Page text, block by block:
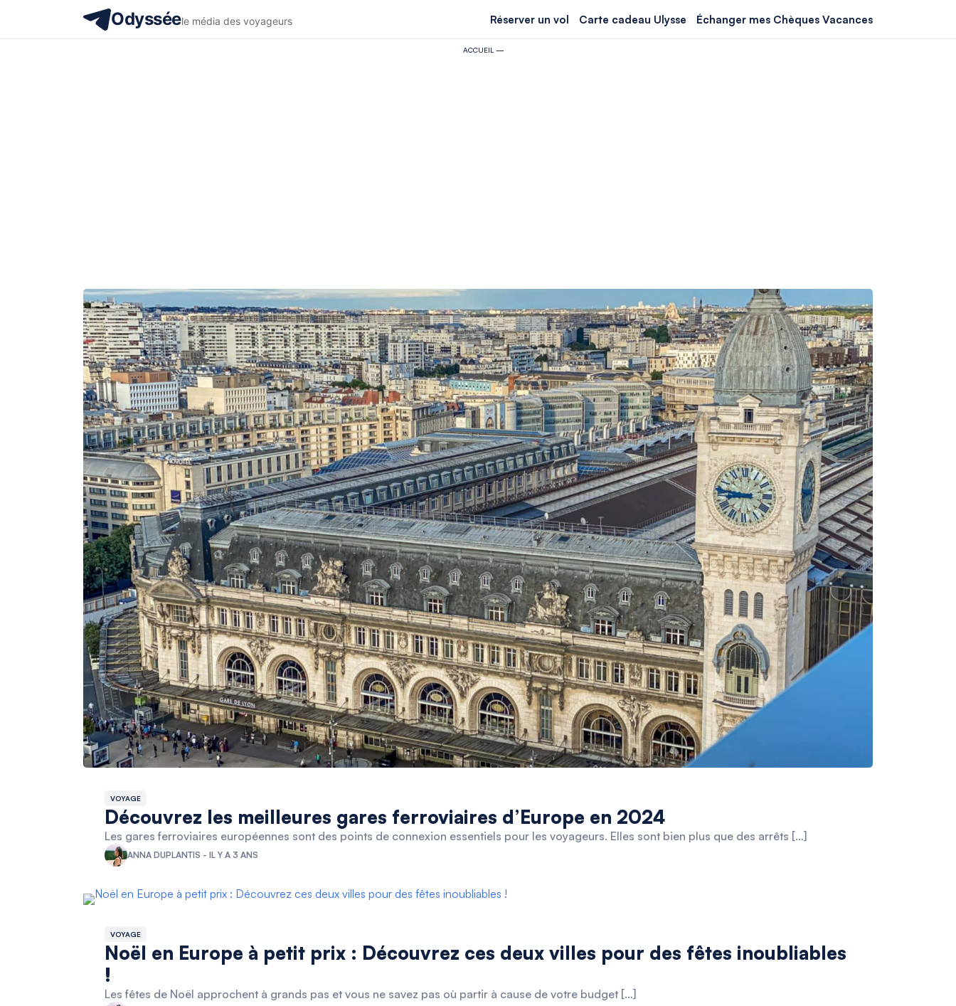
Odysséele média des voyageurs Réserver un vol Carte cadeau Ulysse Échanger mes Chèques Vacances
ACCUEIL —
VOYAGE
Découvrez les meilleures gares ferroviaires d’Europe en 2024
Les gares ferroviaires européennes sont des points de connexion essentiels pour les voyageurs. Elles sont bien plus que des arrêts […]
ANNA DUPLANTIS - IL Y A 3 ANS
VOYAGE
Noël en Europe à petit prix : Découvrez ces deux villes pour des fêtes inoubliables
!
Les fêtes de Noël approchent à grands pas et vous ne savez pas où partir à cause de votre budget […]